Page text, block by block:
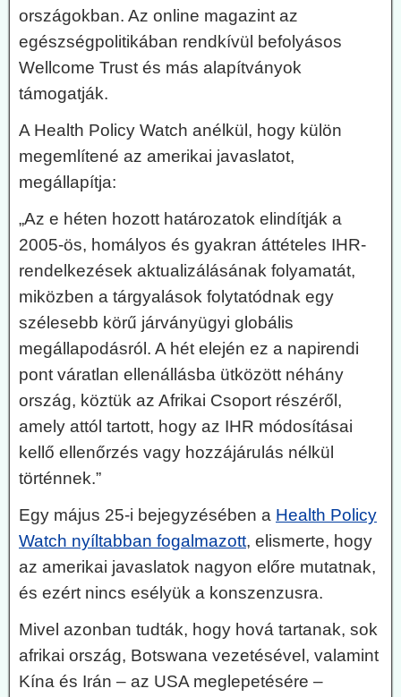
országokban. Az online magazint az
egészségpolitikában rendkívül befolyásos
Wellcome Trust és más alapítványok
támogatják.
A Health Policy Watch anélkül, hogy külön
megemlítené az amerikai javaslatot,
megállapítja:
„Az e héten hozott határozatok elindítják a
2005-ös, homályos és gyakran áttételes IHR-
rendelkezések aktualizálásának folyamatát,
miközben a tárgyalások folytatódnak egy
szélesebb körű járványügyi globális
megállapodásról. A hét elején ez a napirendi
pont váratlan ellenállásba ütközött néhány
ország, köztük az Afrikai Csoport részéről,
amely attól tartott, hogy az IHR módosításai
kellő ellenőrzés vagy hozzájárulás nélkül
történnek.”
Egy május 25-i bejegyzésében a Health Policy
Watch nyíltabban fogalmazott, elismerte, hogy
az amerikai javaslatok nagyon előre mutatnak,
és ezért nincs esélyük a konszenzusra.
Mivel azonban tudták, hogy hová tartanak, sok
afrikai ország, Botswana vezetésével, valamint
Kína és Irán – az USA meglepetésére –